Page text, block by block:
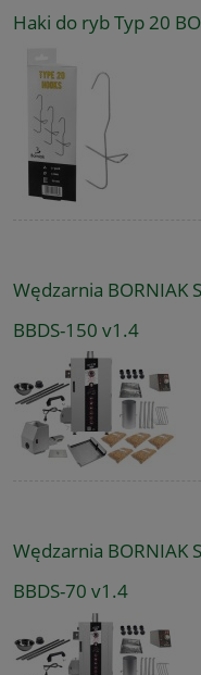
Haki do ryb Typ 20
Wędzarnia BORNIAK
BBDS-150 v1.4
Wędzarnia BORNIAK
BBDS-70 v1.4